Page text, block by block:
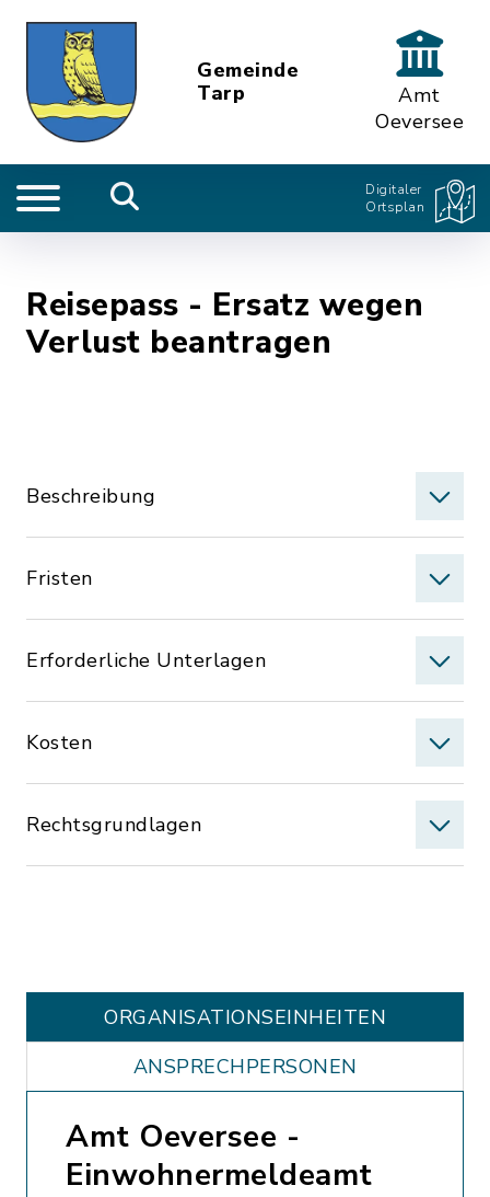
Gemeinde
Tarp
Amt
Oeversee
Digitaler
Ortsplan
Reisepass - Ersatz wegen
Verlust beantragen
Beschreibung
Fristen
Erforderliche Unterlagen
Kosten
Rechtsgrundlagen
ORGANISATIONS­EINHEITEN
ANSPRECHPERSONEN
Amt Oeversee -
Einwohnermeldeamt